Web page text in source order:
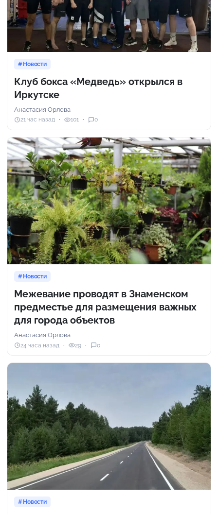
Новости
Клуб бокса «Медведь» открылся в
Иркутске
Анастасия Орлова
21 час назад 101 0
Новости
Межевание проводят в Знаменском
предместье для размещения важных
для города объектов
Анастасия Орлова
24 часа назад 29 0
Новости